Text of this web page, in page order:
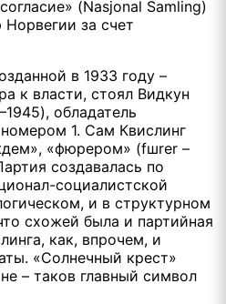
(Nasjonal Samling)
за счет
в 1933 году –
к власти, стоял Видкун
обладатель
1. Сам Квислинг
«фюрером» (fшrer –
создавалась по
социалистской
и в структурном
схожей была и партийная
как, впрочем, и
«Солнечный крест»
– таков главный символ